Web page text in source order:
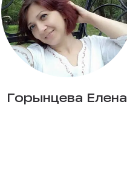
Горынцева Елена